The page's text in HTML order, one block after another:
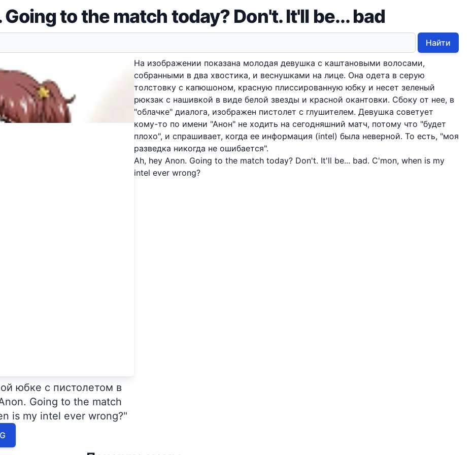
to the match today? Don't. It'll be... bad
Найти
юбке с пистолетом в
Going to the match
is my intel ever wrong?"
На изображении показана молодая девушка с каштановыми волосами,
собранными в два хвостика, и веснушками на лице. Она одета в серую
толстовку с капюшоном, красную плиссированную юбку и несет зеленый
рюкзак с нашивкой в виде белой звезды и красной окантовки. Сбоку от нее, в
"облачке" диалога, изображен пистолет с глушителем. Девушка советует
кому-то по имени "Анон" не ходить на сегодняшний матч, потому что "будет
плохо", и спрашивает, когда ее информация (intel) была неверной. То есть, "моя
разведка никогда не ошибается".
Ah, hey Anon. Going to the match today? Don't. It'll be... bad. C'mon, when is my
intel ever wrong?